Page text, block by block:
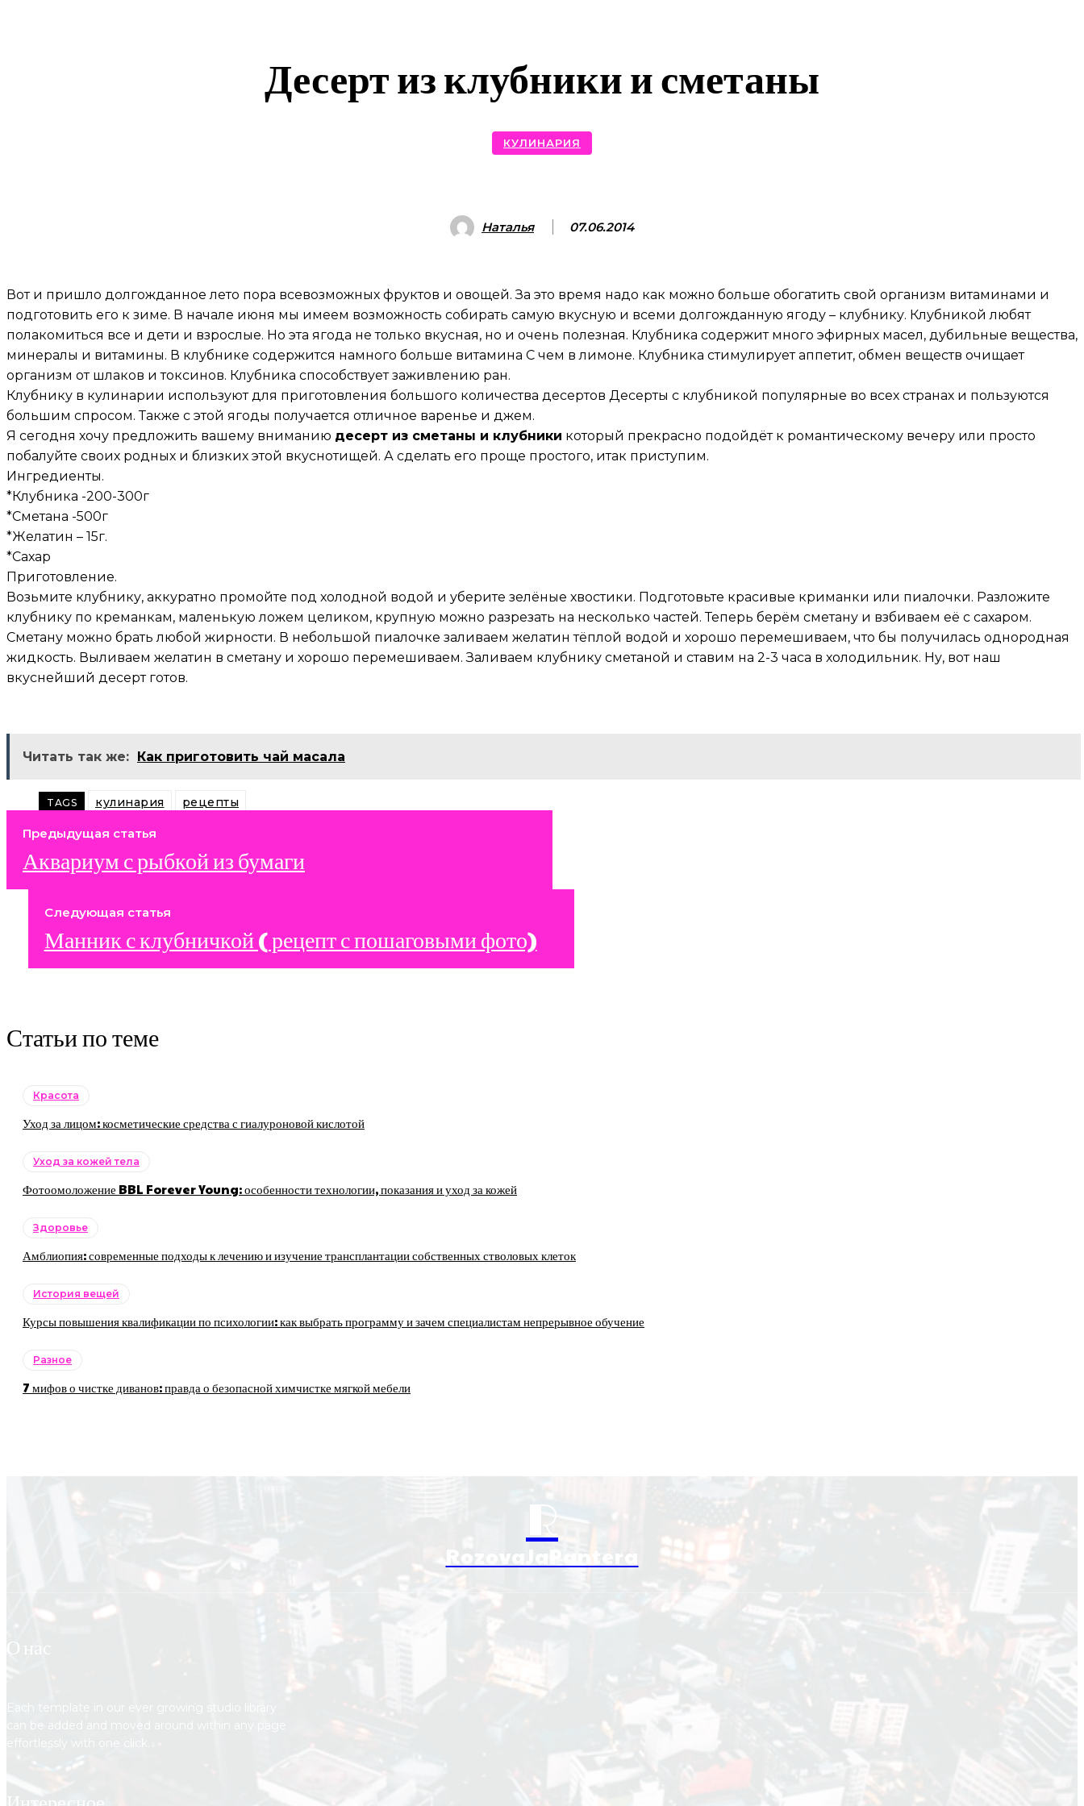
Десерт из клубники и сметаны
КУЛИНАРИЯ
Наталья 07.06.2014
Вот и пришло долгожданное лето пора всевозможных фруктов и овощей. За это время надо как можно больше обогатить свой организм витаминами и
подготовить его к зиме. В начале июня мы имеем возможность собирать самую вкусную и всеми долгожданную ягоду – клубнику. Клубникой любят
полакомиться все и дети и взрослые. Но эта ягода не только вкусная, но и очень полезная. Клубника содержит много эфирных масел, дубильные вещества,
минералы и витамины. В клубнике содержится намного больше витамина С чем в лимоне. Клубника стимулирует аппетит, обмен веществ очищает
организм от шлаков и токсинов. Клубника способствует заживлению ран.
Клубнику в кулинарии используют для приготовления большого количества десертов Десерты с клубникой популярные во всех странах и пользуются
большим спросом. Также с этой ягоды получается отличное варенье и джем.
Я сегодня хочу предложить вашему вниманию десерт из сметаны и клубники который прекрасно подойдёт к романтическому вечеру или просто
побалуйте своих родных и близких этой вкуснотищей. А сделать его проще простого, итак приступим.
Ингредиенты.
*Клубника -200-300г
*Сметана -500г
*Желатин – 15г.
*Сахар
Приготовление.
Возьмите клубнику, аккуратно промойте под холодной водой и уберите зелёные хвостики. Подготовьте красивые криманки или пиалочки. Разложите
клубнику по креманкам, маленькую ложем целиком, крупную можно разрезать на несколько частей. Теперь берём сметану и взбиваем её с сахаром.
Сметану можно брать любой жирности. В небольшой пиалочке заливаем желатин тёплой водой и хорошо перемешиваем, что бы получилась однородная
жидкость. Выливаем желатин в сметану и хорошо перемешиваем. Заливаем клубнику сметаной и ставим на 2-3 часа в холодильник. Ну, вот наш
вкуснейший десерт готов.
Читать так же: Как приготовить чай масала
TAGS кулинария рецепты
Предыдущая статья
Аквариум с рыбкой из бумаги
Следующая статья
Манник с клубничкой ( рецепт с пошаговыми фото)
Статьи по теме
Красота
Уход за лицом: косметические средства с гиалуроновой кислотой
Уход за кожей тела
Фотоомоложение BBL Forever Young: особенности технологии, показания и уход за кожей
Здоровье
Амблиопия: современные подходы к лечению и изучение трансплантации собственных стволовых клеток
История вещей
Курсы повышения квалификации по психологии: как выбрать программу и зачем специалистам непрерывное обучение
Разное
7 мифов о чистке диванов: правда о безопасной химчистке мягкой мебели
R
RozovaJaPantera
О нас
Each template in our ever growing studio library
can be added and moved around within any page
effortlessly with one click.